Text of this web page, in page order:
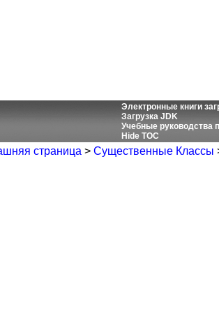
Электронные книги
Загрузка JDK
Учебные руководства
Hide TOC
страница > Существенные Классы